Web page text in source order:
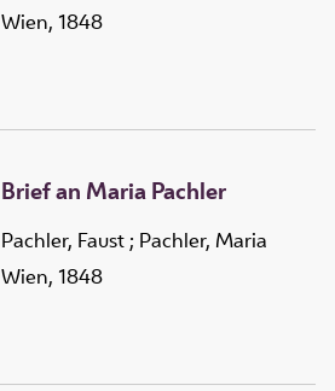
Wien, 1848
Brief an Maria Pachler
Pachler, Faust ; Pachler, Maria
Wien, 1848